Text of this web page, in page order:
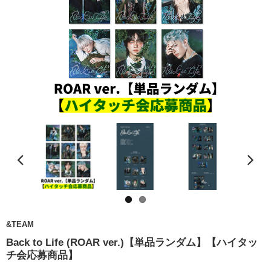
&TEAM
Back to Life (ROAR ver.)【単品ランダム】【ハイタッ
チ会応募商品】